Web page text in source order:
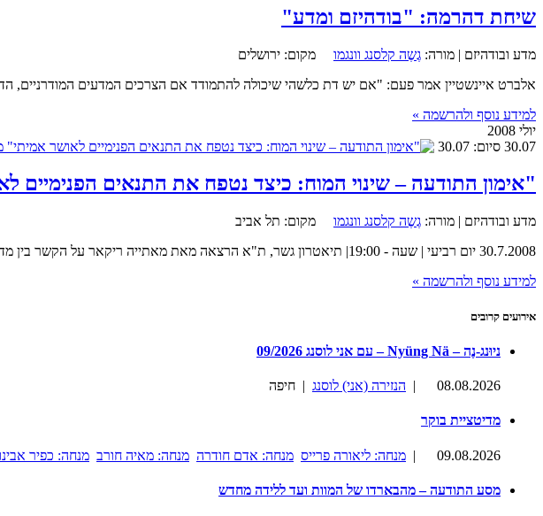
שיחת דהרמה: "בודהיזם ומדע"
מדע ובודהיזם | מורה: גֶשֶה קלסנג וונגמו מקום: ירושלים
אלברט איינשטיין אמר פעם: "אם יש דת כלשהי שיכולה להתמודד אם הצרכים המדעים המודרניים,
למידע נוסף ולהרשמה »
יולי 2008
30.07 סיום: 30.07
"אימון התודעה – שינוי המוח: כיצד נטפח את התנאים הפנימיים
מדע ובודהיזם | מורה: גֶשֶה קלסנג וונגמו מקום: תל אביב
30.7.2008 יום רביעי | שעה - 19:00| תיאטרון גשר, ת"א הרצאה מאת מאתייה ריקאר על הקשר בין מדיטציה למוח. הרצאתו של ריקאר תסקור, בין השאר, עדויות לשינויים המתרחשים במוח כתוצאה ממדיטציה, ותיגע
למידע נוסף ולהרשמה »
אירועים קרובים
ניוּנג-נֶה – Nyüng Nä – עם אני לוסנג 09/2026
08.08.2026
| הנזירה (אני) לוסנג | חיפה
מדיטציית בוקר
09.08.2026
| מנחה: ליאורה פרייס מנחה: אדם חודרה מנחה: מאיה חורב מנחה: כפיר
מסע התודעה – מהבארדו של המוות ועד ללידה מחדש